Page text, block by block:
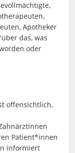
Apotheker
das, was
oder
offensichtlich,
Patient*innen
informiert